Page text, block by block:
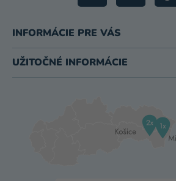
INFORMÁCIE PRE VÁS
UŽITOČNÉ INFORMÁCIE